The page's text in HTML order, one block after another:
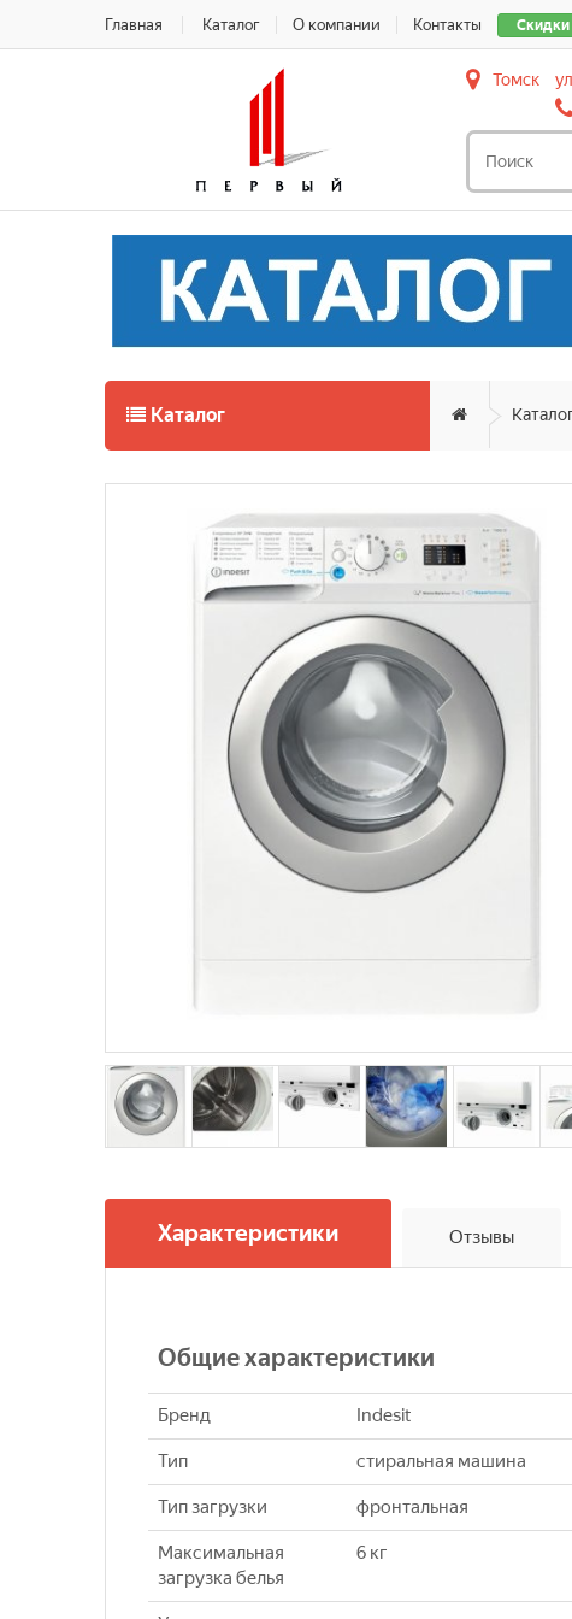
Скидки
Главная Каталог О компании Контакты
Томск
Каталог
Характеристики Отзывы
Общие характеристики
Бренд Indesit
Тип стиральная машина
Тип загрузки фронтальная
Максимальная
загрузка белья
6 кг